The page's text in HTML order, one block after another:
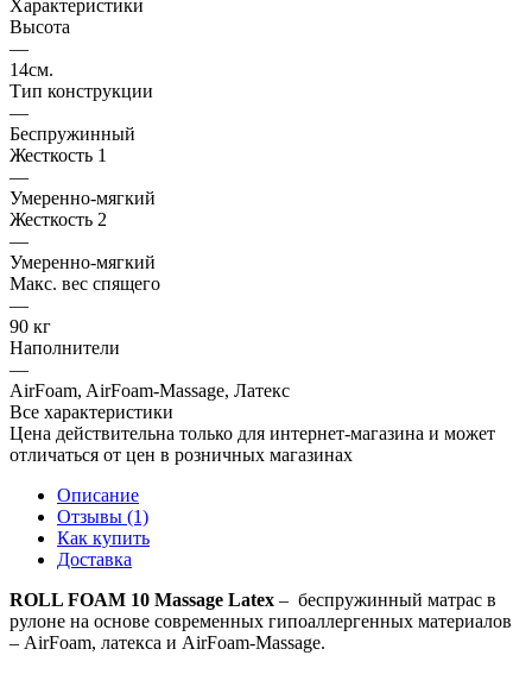
Характеристики
Высота
—
14см.
Тип конструкции
—
Беспружинный
Жесткость 1
—
Умеренно-мягкий
Жесткость 2
—
Умеренно-мягкий
Макс. вес спящего
—
90 кг
Наполнители
—
AirFoam, AirFoam-Massage, Латекс
Все характеристики
Цена действительна только для интернет-магазина и может
отличаться от цен в розничных магазинах
Описание
Отзывы (1)
Как купить
Доставка
ROLL FOAM 10 Massage Latex – беспружинный матрас в
рулоне на основе современных гипоаллергенных материалов
– AirFoam, латекса и AirFoam-Massage.